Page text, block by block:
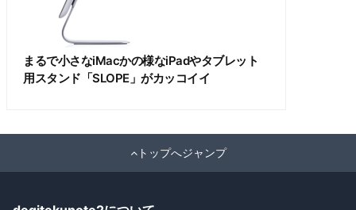
まるで小さなiMacかの様なiPadやタブレット
用スタンド「SLOPE」がカッコイイ
トップへジャンプ